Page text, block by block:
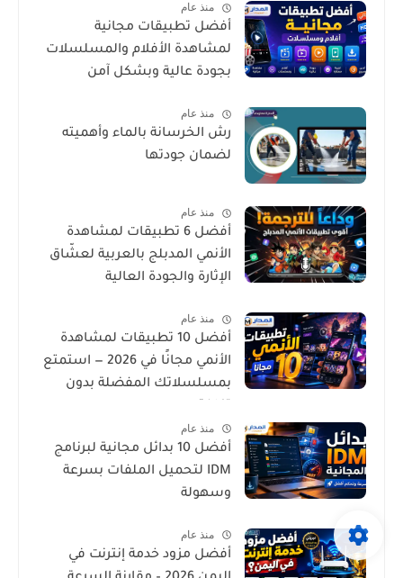
منذ عام
أفضل تطبيقات مجانية
لمشاهدة الأفلام والمسلسلات
بجودة عالية وبشكل آمن
منذ عام
رش الخرسانة بالماء وأهميته
لضمان جودتها
منذ عام
أفضل 6 تطبيقات لمشاهدة
الأنمي المدبلج بالعربية لعشّاق
الإثارة والجودة العالية
منذ عام
أفضل 10 تطبيقات لمشاهدة
الأنمي مجانًا في 2026 — استمتع
بمسلسلاتك المفضلة بدون
منذ عام
أفضل 10 بدائل مجانية لبرنامج
IDM لتحميل الملفات بسرعة
وسهولة
منذ عام
أفضل مزود خدمة إنترنت في